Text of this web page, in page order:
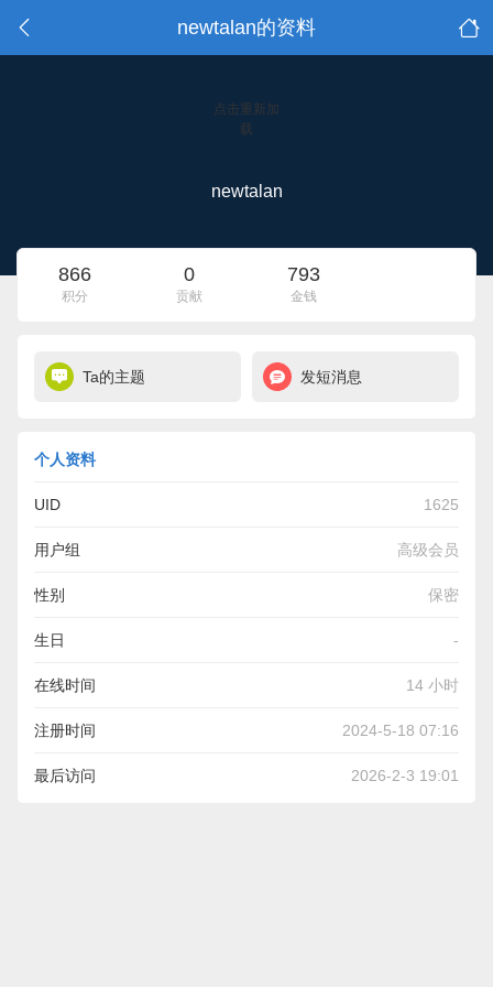
newtalan的资料
点击重新加
载
newtalan
866
积分
0
贡献
793
金钱
Ta的主题 发短消息
个人资料
UID 1625
用户组 高级会员
性别 保密
生日 -
在线时间 14 小时
注册时间 2024-5-18 07:16
最后访问 2026-2-3 19:01